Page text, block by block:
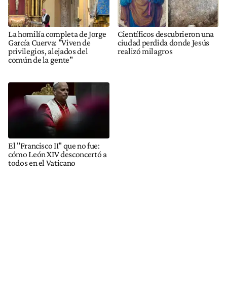
La homilía completa de Jorge
García Cuerva: "Viven de
privilegios, alejados del
común de la gente"
Científicos descubrieron una
ciudad perdida donde Jesús
realizó milagros
El "Francisco II" que no fue:
cómo León XIV desconcertó a
todos en el Vaticano